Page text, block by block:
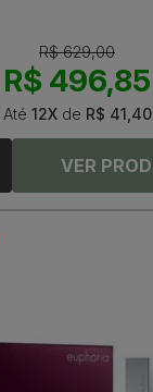
R$ 629,00
R$ 496,85
Até 12Xde R$ 41,40